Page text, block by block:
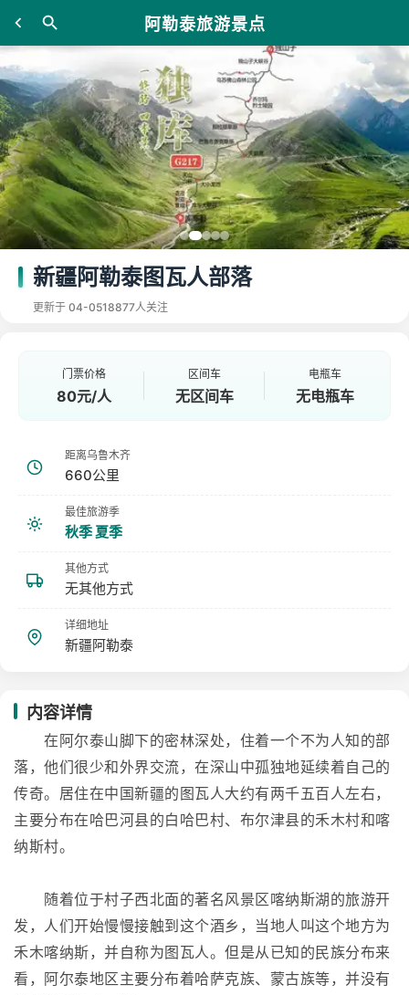
阿勒泰旅游景点
新疆阿勒泰图瓦人部落
更新于 04-0518877人关注
门票价格
80元/人
区间车
无区间车
电瓶车
无电瓶车
距离乌鲁木齐
660公里
最佳旅游季
秋季 夏季
其他方式
无其他方式
详细地址
新疆阿勒泰
内容详情
在阿尔泰山脚下的密林深处，住着一个不为人知的部
落，他们很少和外界交流，在深山中孤独地延续着自己的
传奇。居住在中国新疆的图瓦人大约有两千五百人左右，
主要分布在哈巴河县的白哈巴村、布尔津县的禾木村和喀
纳斯村。
随着位于村子西北面的著名风景区喀纳斯湖的旅游开
发，人们开始慢慢接触到这个酒乡，当地人叫这个地方为
禾木喀纳斯，并自称为图瓦人。但是从已知的民族分布来
看，阿尔泰地区主要分布着哈萨克族、蒙古族等，并没有